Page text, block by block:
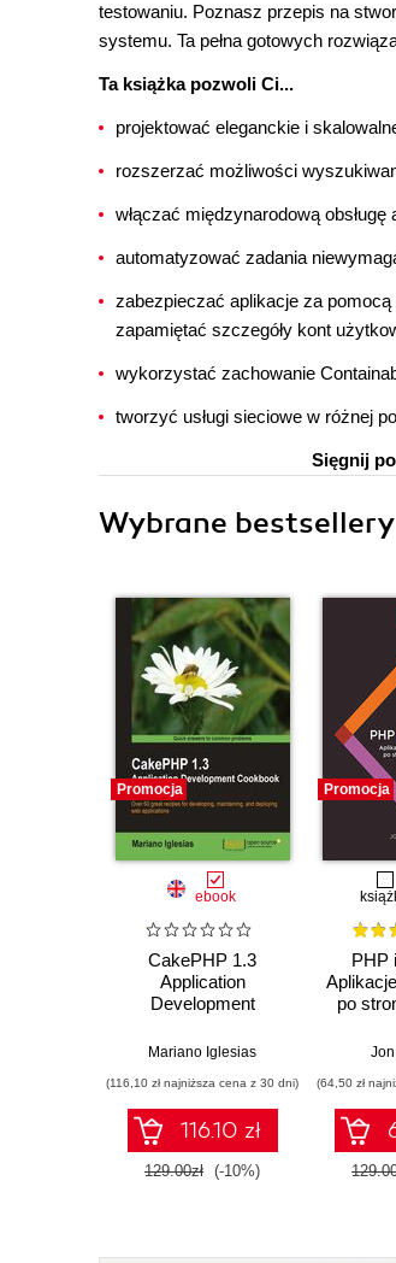
testowaniu. Poznasz przepis na
systemu. Ta pełna gotowych
Ta książka pozwoli Ci...
projektować eleganckie i
rozszerzać możliwości
włączać międzynarodową
automatyzować zadania
zabezpieczać aplikacje za
zapamiętać szczegóły kont
wykorzystać zachowanie
tworzyć usługi sieciowe w różnej
Sięgnij
Wybrane bestsellery
Promocja
ebook
CakePHP 1.3
Application
Development
great recipes for
maintaining, and
deploying web
applications
Mariano Iglesias
(116,10 zł najniższa cena z 30 dni)
116.10 zł
129.00zł (-10%)
Promocja
PHP
po
(64,50 zł